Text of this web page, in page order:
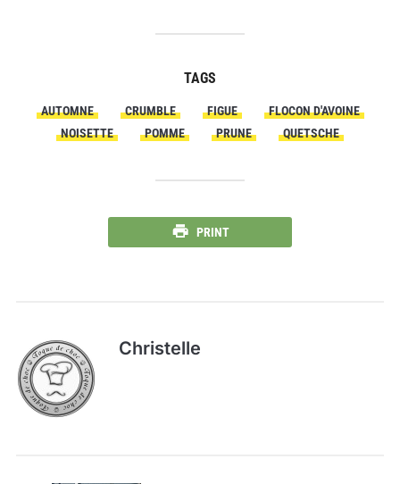
TAGS
AUTOMNE CRUMBLE FIGUE
FLOCON D'AVOINE
NOISETTE
POMME PRUNE QUETSCHE
PRINT
Christelle